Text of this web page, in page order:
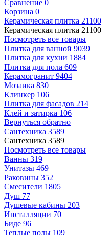
Сравнение 0
Корзина 0
Керамическая плитка 21100
Керамическая плитка 21100
Посмотреть все товары
Плитка для ванной 9039
Плитка для кухни 1884
Плитка для пола 609
Керамогранит 9404
Мозаика 830
Клинкер 106
Плитка для фасадов 214
Клей и затирка 106
Вернуться обратно
Сантехника 3589
Сантехника 3589
Посмотреть все товары
Ванны 319
Унитазы 469
Раковины 352
Смесители 1805
Душ 77
Душевые кабины 203
Инсталляции 70
Биде 96
Теплые полы 109